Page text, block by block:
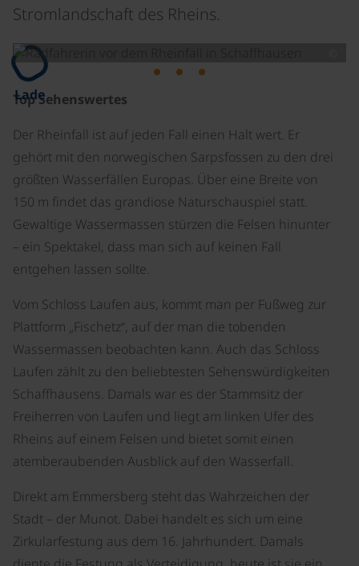
Stromlandschaft des Rheins.
Lade
Top Sehenswertes
Der Rheinfall ist auf jeden Fall einen Halt wert. Er
gehört mit den norwegischen Sarpsfossen zu den drei
größten Wasserfällen Europas. Über eine Breite von
150 m findet das grandiose Naturschauspiel statt.
Gewaltige Wassermassen stürzen die Felsen hinunter
– ein Spektakel, dass man sich auf keinen Fall
entgehen lassen sollte.
Vom Schloss Laufen aus, kommt man per Fußweg zur
Plattform „Fischetz“, auf der man die tobenden
Wassermassen beobachten kann. Auch das Schloss
Laufen zählt zu den beliebtesten Sehenswürdigkeiten
Schaffhausens. Damals war es der Stammsitz der
Freiherren von Laufen und liegt am linken Ufer des
Rheins auf einem Felsen und bietet somit einen
atemberaubenden Ausblick auf den Wasserfall.
Direkt am Emmersberg steht das Wahrzeichen der
Stadt – der Munot. Dabei handelt es sich um eine
Zirkularfestung aus dem 16. Jahrhundert. Damals